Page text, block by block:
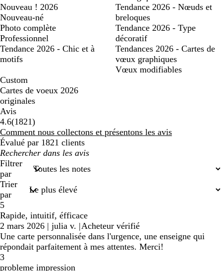
Nouveau ! 2026
Nouveau-né
Photo complète
Professionnel
Tendance 2026 - Chic et à
motifs
Tendance 2026 - Nœuds et
breloques
Tendance 2026 - Type
décoratif
Tendances 2026 - Cartes de
vœux graphiques
Vœux modifiables
Custom
Cartes de voeux 2026
originales
Avis
4.6(18211821
avis
)
Comment nous collectons et présentons les avis
Évalué par 1821 clients
Mes
recherches
saisies
Filtrer
par
Trier
par
5
Rapide, intuitif, éfficace
2 mars 2026 | julia v. |Acheteur vérifié
Une carte personnalisée dans l'urgence, une enseigne qui
répondait parfaitement à mes attentes. Merci!
3
probleme impression